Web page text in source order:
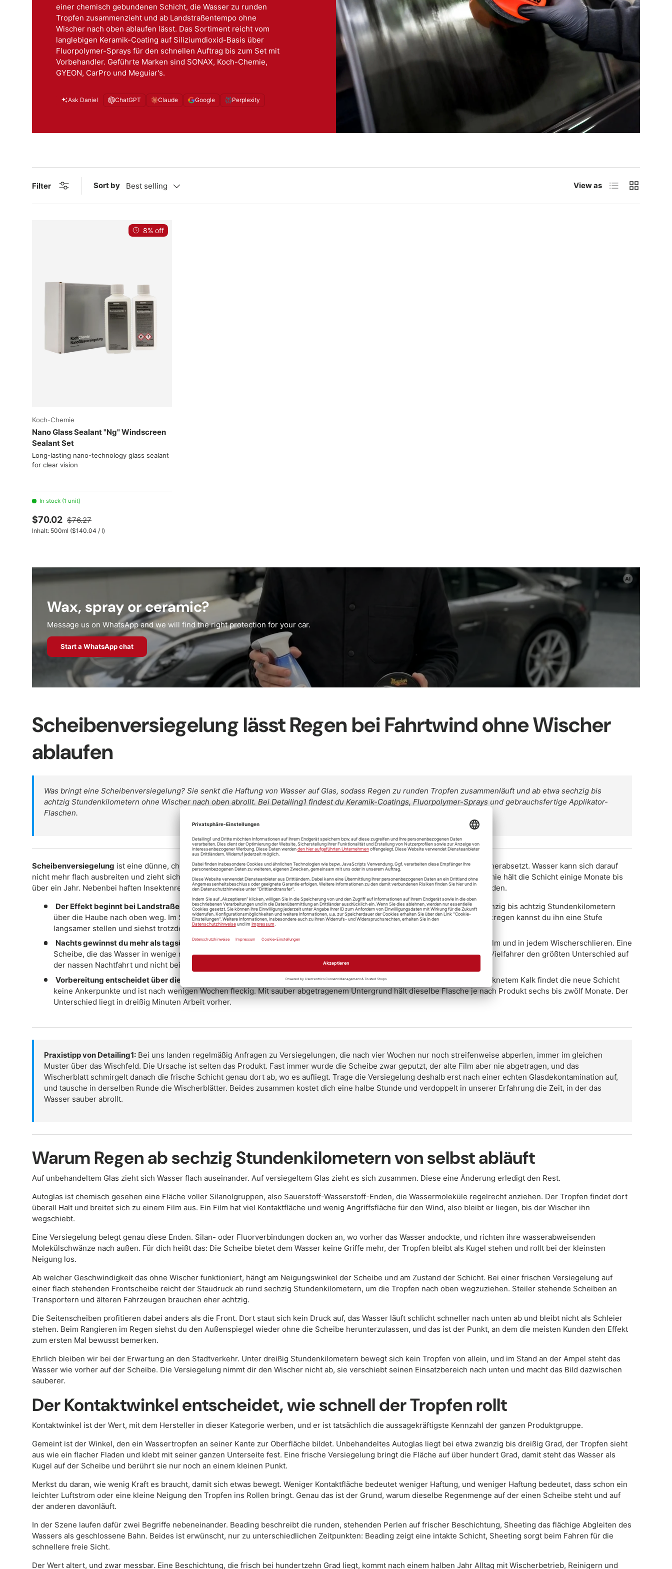
einer chemisch gebundenen Schicht, die Wasser zu runden
Tropfen zusammenzieht und ab Landstraßentempo ohne
Wischer nach oben ablaufen lässt. Das Sortiment reicht vom
langlebigen Keramik-Coating auf Siliziumdioxid-Basis über
Fluorpolymer-Sprays für den schnellen Auftrag bis zum Set mit
Vorbehandler. Geführte Marken sind SONAX, Koch-Chemie,
GYEON, CarPro und Meguiar's.
Ask Daniel ChatGPT Claude Google Perplexity
Filter Sort by Best selling View as List Grid
8% off
Koch-Chemie
Nano Glass Sealant "Ng" Windscreen
Sealant Set
Long-lasting nano-technology glass sealant
for clear vision
In stock (1 unit)
$70.02 $76.27
Inhalt: 500ml Unit price
($140.04 / l)
Wax, spray or ceramic?
Message us on WhatsApp and we will find the right protection for your car.
Start a WhatsApp chat
Scheibenversiegelung lässt Regen bei Fahrtwind ohne Wischer
ablaufen
Was bringt eine Scheibenversiegelung? Sie senkt die Haftung von Wasser auf Glas, sodass Regen zu runden Tropfen zusammenläuft und ab etwa sechzig bis
achtzig Stundenkilometern ohne Wischer nach oben abrollt. Bei Detailing1 findest du Keramik-Coatings, Fluorpolymer-Sprays und gebrauchsfertige Applikator-
Flaschen.
Scheibenversiegelung ist eine dünne, chemisch gebundene Schutzschicht auf Autoglas, die die Oberflächenenergie des Glases herabsetzt. Wasser kann sich darauf
nicht mehr flach ausbreiten und zieht sich zu Kugeln zusammen, die der Fahrtwind seitlich und nach oben wegträgt. Je nach Chemie hält die Schicht einige Monate bis
über ein Jahr. Nebenbei haften Insektenreste, Baumharz und Kalk schlechter an, weil sie kaum noch direkten Kontakt zum Glas finden.
Der Effekt beginnt bei Landstraßentempo.Auf der versiegelten Frontscheibe reißt der Fahrtwind die Tropfen ab etwa sechzig bis achtzig Stundenkilometern
über die Haube nach oben weg. Im Stadtverkehr und im Stand bleibt der Wischer dein Werkzeug, auf der Autobahn bei Starkregen kannst du ihn eine Stufe
langsamer stellen und siehst trotzdem mehr.
Nachts gewinnst du mehr als tagsüber.Gegenlicht von entgegenkommenden Scheinwerfern bricht sich in jedem Wasserfilm und in jedem Wischerschlieren. Eine
Scheibe, die das Wasser in wenige runde Tropfen zerlegt, streut dieses Licht deutlich weniger. Genau deshalb melden uns Vielfahrer den größten Unterschied auf
der nassen Nachtfahrt und nicht beim Sommerregen.
Vorbereitung entscheidet über die Standzeit.
Auf einer Scheibe mit altem Versiegelungsfilm, Silikonresten oder eingetrocknetem Kalk findet die neue Schicht
keine Ankerpunkte und ist nach wenigen Wochen fleckig. Mit sauber abgetragenem Untergrund hält dieselbe Flasche je nach Produkt sechs bis zwölf Monate. Der
Unterschied liegt in dreißig Minuten Arbeit vorher.
Praxistipp von Detailing1: Bei uns landen regelmäßig Anfragen zu Versiegelungen, die nach vier Wochen nur noch streifenweise abperlen, immer im gleichen
Muster über das Wischfeld. Die Ursache ist selten das Produkt. Fast immer wurde die Scheibe zwar geputzt, der alte Film aber nie abgetragen, und das
Wischerblatt schmirgelt danach die frische Schicht genau dort ab, wo es aufliegt. Trage die Versiegelung deshalb erst nach einer echten Glasdekontamination auf,
und tausche in derselben Runde die Wischerblätter. Beides zusammen kostet dich eine halbe Stunde und verdoppelt in unserer Erfahrung die Zeit, in der das
Wasser sauber abrollt.
Warum Regen ab sechzig Stundenkilometern von selbst abläuft
Auf unbehandeltem Glas zieht sich Wasser flach auseinander. Auf versiegeltem Glas zieht es sich zusammen. Diese eine Änderung erledigt den Rest.
Autoglas ist chemisch gesehen eine Fläche voller Silanolgruppen, also Sauerstoff-Wasserstoff-Enden, die Wassermoleküle regelrecht anziehen. Der Tropfen findet dort
überall Halt und breitet sich zu einem Film aus. Ein Film hat viel Kontaktfläche und wenig Angriffsfläche für den Wind, also bleibt er liegen, bis der Wischer ihn
wegschiebt.
Eine Versiegelung belegt genau diese Enden. Silan- oder Fluorverbindungen docken an, wo vorher das Wasser andockte, und richten ihre wasserabweisenden
Molekülschwänze nach außen. Für dich heißt das: Die Scheibe bietet dem Wasser keine Griffe mehr, der Tropfen bleibt als Kugel stehen und rollt bei der kleinsten
Neigung los.
Ab welcher Geschwindigkeit das ohne Wischer funktioniert, hängt am Neigungswinkel der Scheibe und am Zustand der Schicht. Bei einer frischen Versiegelung auf
einer flach stehenden Frontscheibe reicht der Staudruck ab rund sechzig Stundenkilometern, um die Tropfen nach oben wegzuziehen. Steiler stehende Scheiben an
Transportern und älteren Fahrzeugen brauchen eher achtzig.
Die Seitenscheiben profitieren dabei anders als die Front. Dort staut sich kein Druck auf, das Wasser läuft schlicht schneller nach unten ab und bleibt nicht als Schleier
stehen. Beim Rangieren im Regen siehst du den Außenspiegel wieder ohne die Scheibe herunterzulassen, und das ist der Punkt, an dem die meisten Kunden den Effekt
zum ersten Mal bewusst bemerken.
Ehrlich bleiben wir bei der Erwartung an den Stadtverkehr. Unter dreißig Stundenkilometern bewegt sich kein Tropfen von allein, und im Stand an der Ampel steht das
Wasser wie vorher auf der Scheibe. Die Versiegelung nimmt dir den Wischer nicht ab, sie verschiebt seinen Einsatzbereich nach unten und macht das Bild dazwischen
sauberer.
Der Kontaktwinkel entscheidet, wie schnell der Tropfen rollt
Kontaktwinkel ist der Wert, mit dem Hersteller in dieser Kategorie werben, und er ist tatsächlich die aussagekräftigste Kennzahl der ganzen Produktgruppe.
Gemeint ist der Winkel, den ein Wassertropfen an seiner Kante zur Oberfläche bildet. Unbehandeltes Autoglas liegt bei etwa zwanzig bis dreißig Grad, der Tropfen sieht
aus wie ein flacher Fladen und klebt mit seiner ganzen Unterseite fest. Eine frische Versiegelung bringt die Fläche auf über hundert Grad, damit steht das Wasser als
Kugel auf der Scheibe und berührt sie nur noch an einem kleinen Punkt.
Merkst du daran, wie wenig Kraft es braucht, damit sich etwas bewegt. Weniger Kontaktfläche bedeutet weniger Haftung, und weniger Haftung bedeutet, dass schon ein
leichter Luftstrom oder eine kleine Neigung den Tropfen ins Rollen bringt. Genau das ist der Grund, warum dieselbe Regenmenge auf der einen Scheibe steht und auf
der anderen davonläuft.
In der Szene laufen dafür zwei Begriffe nebeneinander. Beading beschreibt die runden, stehenden Perlen auf frischer Beschichtung, Sheeting das flächige Abgleiten des
Wassers als geschlossene Bahn. Beides ist erwünscht, nur zu unterschiedlichen Zeitpunkten: Beading zeigt eine intakte Schicht, Sheeting sorgt beim Fahren für die
schnellere freie Sicht.
Der Wert altert, und zwar messbar. Eine Beschichtung, die frisch bei hundertzehn Grad liegt, kommt nach einem halben Jahr Alltag mit Wischerbetrieb, Reinigern und